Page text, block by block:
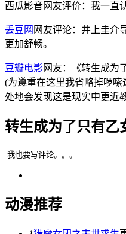
西瓜影音网友评价：我一直
丢豆网 网友评论：井上圭介
更加舒畅。
豆瓣电影网友：《转生成为
(为遵重在这里我省略掉啰
处地会发现这是现实中更近
转生成为了只有乙
动漫推荐